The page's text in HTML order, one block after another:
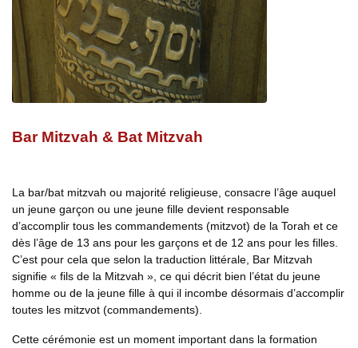
Bar Mitzvah & Bat Mitzvah
La bar/bat mitzvah ou majorité religieuse, consacre l’âge auquel
un jeune garçon ou une jeune fille devient responsable
d’accomplir tous les commandements (mitzvot) de la Torah et ce
dès l’âge de 13 ans pour les garçons et de 12 ans pour les filles.
C’est pour cela que selon la traduction littérale, Bar Mitzvah
signifie « fils de la Mitzvah », ce qui décrit bien l’état du jeune
homme ou de la jeune fille à qui il incombe désormais d’accomplir
toutes les mitzvot (commandements).
Cette cérémonie est un moment important dans la formation